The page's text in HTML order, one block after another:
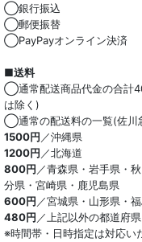
◯銀行振込
◯郵便振替
◯PayPayオンライン決済
■送料
◯通常配送商品代金の合計
は除く)
◯通常の配送料の一覧(佐川
1500円／沖縄県
1200円／北海道
800円／青森県・岩手県・
分県・宮崎県・鹿児島県
600円／宮城県・山形県・
480円／上記以外の都道府県
※時間帯・日時指定は対応い